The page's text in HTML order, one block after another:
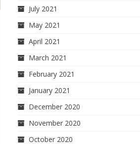
July 2021
May 2021
April 2021
March 2021
February 2021
January 2021
December 2020
November 2020
October 2020